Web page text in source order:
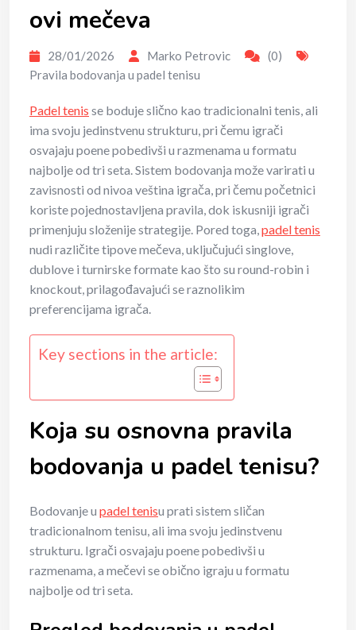
ovi mečeva
28/01/2026 Marko Petrovic
(0)
Pravila bodovanja u padel tenisu
Padel tenis se boduje slično kao tradicionalni tenis, ali
ima svoju jedinstvenu strukturu, pri čemu igrači
osvajaju poene pobedivši u razmenama u formatu
najbolje od tri seta. Sistem bodovanja može varirati u
zavisnosti od nivoa veština igrača, pri čemu početnici
koriste pojednostavljena pravila, dok iskusniji igrači
primenjuju složenije strategije. Pored toga,padel tenis
nudi različite tipove mečeva, uključujući singlove,
dublove i turnirske formate kao što su round-robin i
knockout, prilagođavajući se raznolikim
preferencijama igrača.
Key sections in the article:
Koja su osnovna pravila
bodovanja u padel tenisu?
Bodovanje u padel tenisu prati sistem sličan
tradicionalnom tenisu, ali ima svoju jedinstvenu
strukturu. Igrači osvajaju poene pobedivši u
razmenama, a mečevi se obično igraju u formatu
najbolje od tri seta.